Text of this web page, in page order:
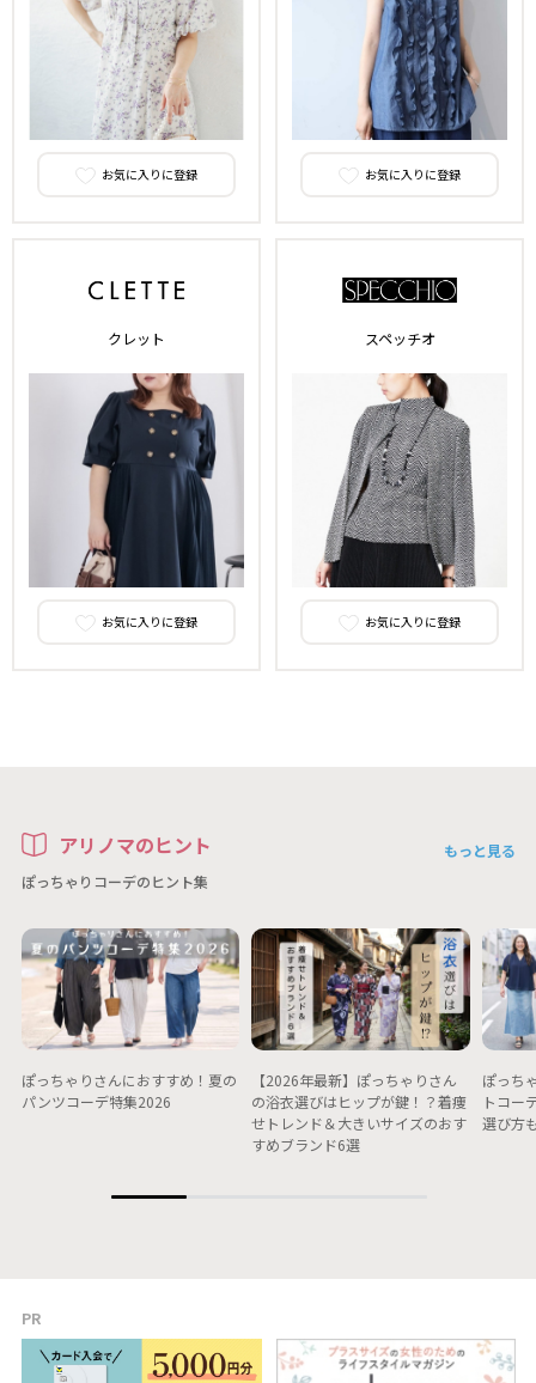
お気に入りに登録 お気に入りに登録
クレット
お気に入りに登録
スペッチオ
お気に入りに登録
アリノマのヒント
ぽっちゃりコーデのヒント集
もっと見る
ぽっちゃりさんにおすすめ！夏の
パンツコーデ特集2026
【2026年最新】ぽっちゃりさん
の浴衣選びはヒップが鍵！？着痩
せトレンド＆大きいサイズのおす
すめブランド6選
ぽっち
トコー
選び方
PR